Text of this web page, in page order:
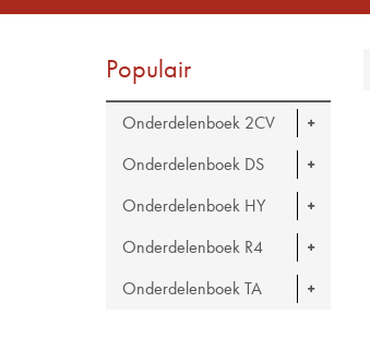
Populair
Onderdelenboek 2CV
Onderdelenboek DS
Onderdelenboek HY
Onderdelenboek R4
Onderdelenboek TA